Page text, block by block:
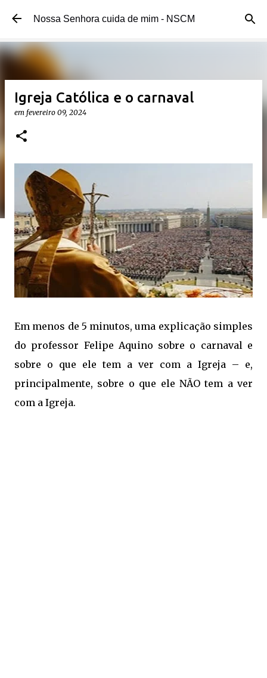
Pular para o conteúdo principal
Nossa Senhora cuida de mim - NSCM
Igreja Católica e o carnaval
em fevereiro 09, 2024
Em menos de 5 minutos, uma explicação simples
do professor Felipe Aquino sobre o carnaval e
sobre o que ele tem a ver com a Igreja – e,
principalmente, sobre o que ele NÃO tem a ver
com a Igreja.